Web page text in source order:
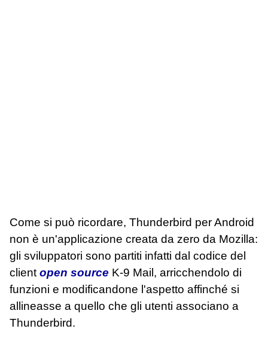
Come si può ricordare, Thunderbird per Android
non è un'applicazione creata da zero da Mozilla:
gli sviluppatori sono partiti infatti dal codice del
client open source K-9 Mail, arricchendolo di
funzioni e modificandone l'aspetto affinché si
allineasse a quello che gli utenti associano a
Thunderbird.